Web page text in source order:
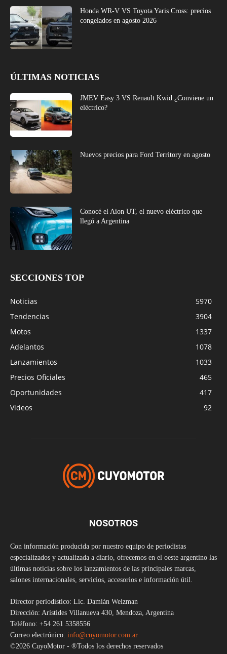
Honda WR-V VS Toyota Yaris Cross: precios
congelados en agosto 2026
ÚLTIMAS NOTICIAS
JMEV Easy 3 VS Renault Kwid ¿Conviene un
eléctrico?
Nuevos precios para Ford Territory en agosto
Conocé el Aion UT, el nuevo eléctrico que
llegó a Argentina
SECCIONES TOP
Noticias
5970
Tendencias
3904
Motos
1337
Adelantos
1078
Lanzamientos
1033
Precios Oficiales
465
Oportunidades
417
Videos
92
NOSOTROS
Con información producida por nuestro equipo de periodistas
especializados y actualizada a diario, ofrecemos en el oeste argentino las
últimas noticias sobre los lanzamientos de las principales marcas,
salones internacionales, servicios, accesorios e información útil.
Director periodístico: Lic. Damián Weizman
Dirección: Arístides Villanueva 430, Mendoza, Argentina
Teléfono: +54 261 5358556
Correo electrónico: info@cuyomotor.com.ar
©2026 CuyoMotor - ®Todos los derechos reservados